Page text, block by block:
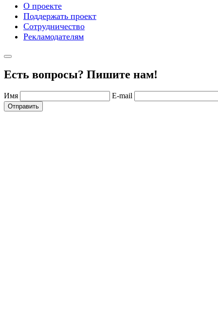
О проекте
Поддержать проект
Сотрудничество
Рекламодателям
Есть вопросы? Пишите нам!
Имя E-mail